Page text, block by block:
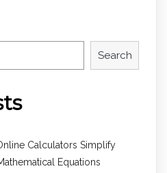
Search
Calculators Simplify
Equations